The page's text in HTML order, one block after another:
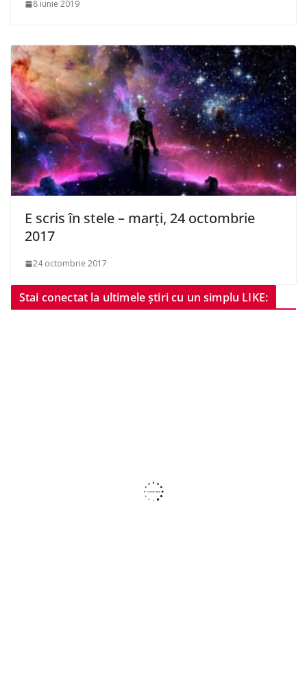
8 iunie 2019
E scris în stele – marți, 24 octombrie
2017
24 octombrie 2017
Stai conectat la ultimele știri cu un simplu LIKE: